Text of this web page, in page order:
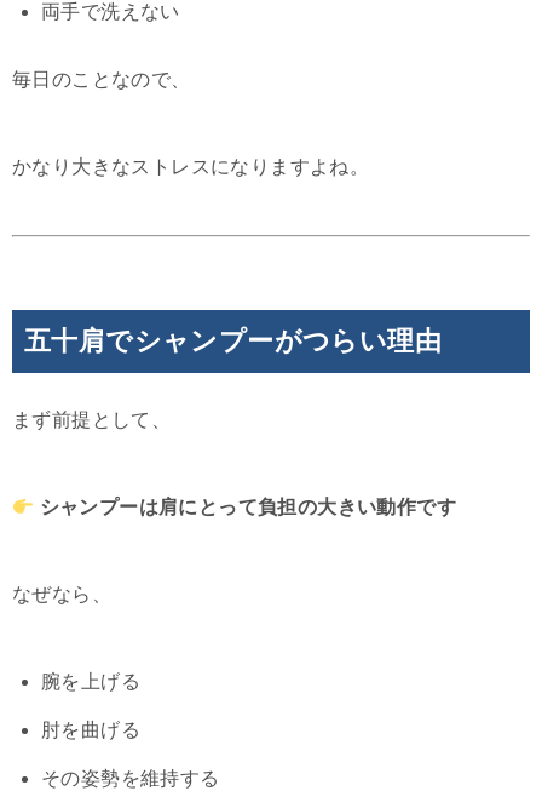
両手で洗えない
毎日のことなので、
かなり大きなストレスになりますよね。
五十肩でシャンプーがつらい理由
まず前提として、
シャンプーは肩にとって負担の大きい動作です
なぜなら、
腕を上げる
肘を曲げる
その姿勢を維持する